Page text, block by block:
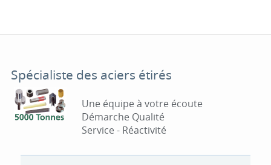
Spécialiste des aciers étirés
Une équipe à votre écoute
Démarche Qualité
Service - Réactivité